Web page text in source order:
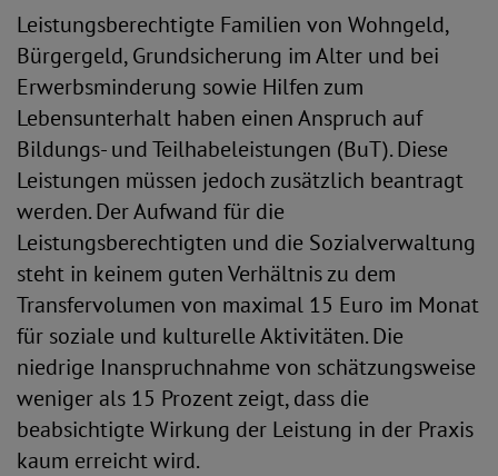
Leistungsberechtigte Familien von Wohngeld,
Bürgergeld, Grundsicherung im Alter und bei
Erwerbsminderung sowie Hilfen zum
Lebensunterhalt haben einen Anspruch auf
Bildungs- und Teilhabeleistungen (BuT). Diese
Leistungen müssen jedoch zusätzlich beantragt
werden. Der Aufwand für die
Leistungsberechtigten und die Sozialverwaltung
steht in keinem guten Verhältnis zu dem
Transfervolumen von maximal 15 Euro im Monat
für soziale und kulturelle Aktivitäten. Die
niedrige Inanspruchnahme von schätzungsweise
weniger als 15 Prozent zeigt, dass die
beabsichtigte Wirkung der Leistung in der Praxis
kaum erreicht wird.